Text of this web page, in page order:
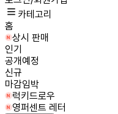
카테고리
홈
상시 판매
인기
공개예정
신규
마감임박
럭키드로우
영퍼센트 레터